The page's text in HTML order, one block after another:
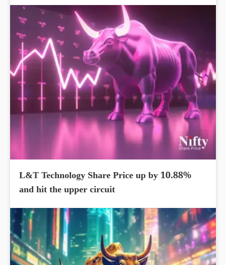
L&T Technology Share Price up by 10.88%
and hit the upper circuit